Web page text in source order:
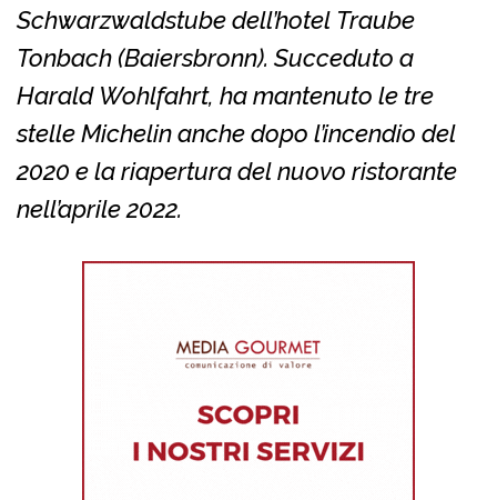
Schwarzwaldstube dell’hotel Traube
Tonbach (Baiersbronn). Succeduto a
Harald Wohlfahrt, ha mantenuto le tre
stelle Michelin anche dopo l’incendio del
2020 e la riapertura del nuovo ristorante
nell’aprile 2022.